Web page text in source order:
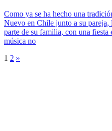
Como ya se ha hecho una
Nuevo en Chile junto a su
parte de su familia, con una fiesta
música no
1 2 »